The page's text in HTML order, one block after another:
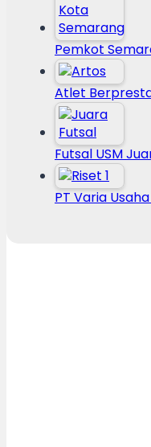
Pemkot
Atlet
Futsal USM
PT Varia